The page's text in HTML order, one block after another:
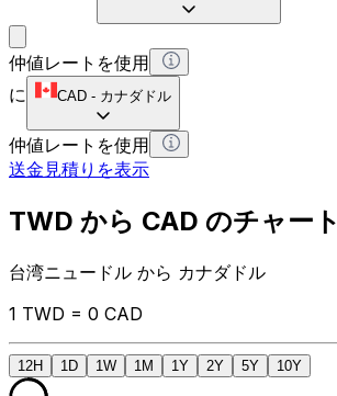
仲値レートを使用
に
CAD - カナダドル
仲値レートを使用
送金見積りを表示
TWD から CAD のチャート
台湾ニュードル から カナダドル
1 TWD = 0 CAD
12H 1D 1W 1M 1Y 2Y 5Y 10Y